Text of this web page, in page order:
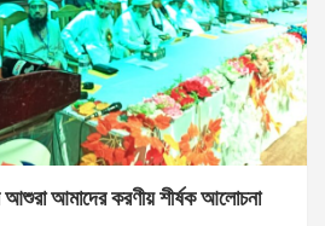
আমাদের করণীয় শীর্ষক আলোচনা